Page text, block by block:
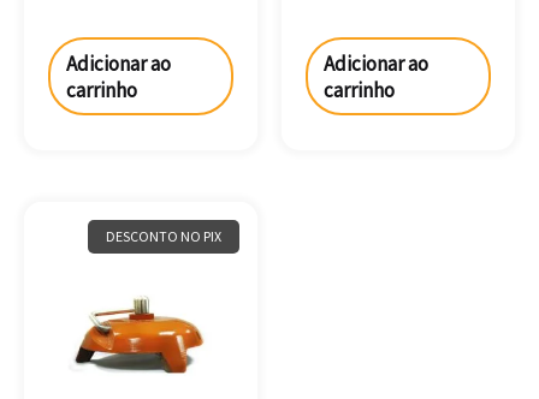
Adicionar ao
carrinho
Adicionar ao
carrinho
DESCONTO NO PIX